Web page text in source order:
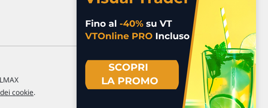
cookie.